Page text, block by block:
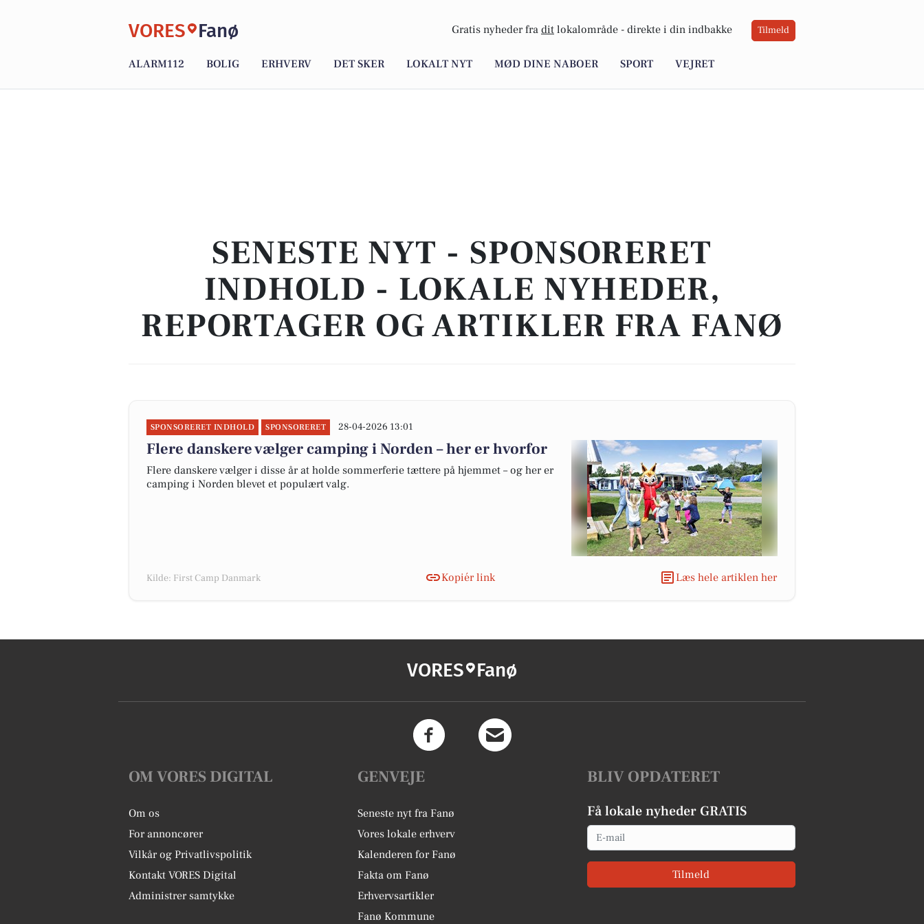
VORES Fanø Gratis nyheder fra dit lokalområde - direkte i din indbakke Tilmeld
ALARM112 BOLIG ERHVERV DET SKER LOKALT NYT MØD DINE NABOER SPORT VEJRET
SENESTE NYT - SPONSORERET
INDHOLD - LOKALE NYHEDER,
REPORTAGER OG ARTIKLER FRA FANØ
SPONSORERET INDHOLD SPONSORERET 28-04-2026 13:01
Flere danskere vælger camping i Norden – her er hvorfor
Flere danskere vælger i disse år at holde sommerferie tættere på hjemmet – og her er
camping i Norden blevet et populært valg.
Kilde: First Camp Danmark Kopiér link Læs hele artiklen her
VORES Fanø
OM VORES DIGITAL
Om os
For annoncører
Vilkår og Privatlivspolitik
Kontakt VORES Digital
Administrer samtykke
GENVEJE
Seneste nyt fra Fanø
Vores lokale erhverv
Kalenderen for Fanø
Fakta om Fanø
Erhvervsartikler
Fanø Kommune
BLIV OPDATERET
Få lokale nyheder GRATIS
Email
Tilmeld